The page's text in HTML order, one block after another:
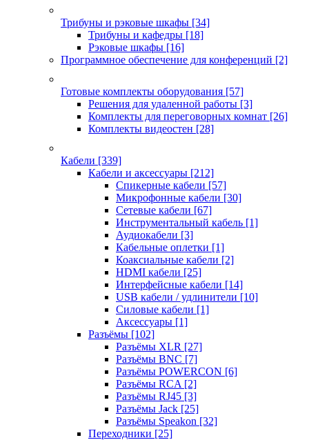
Трибуны и рэковые шкафы [34]
Трибуны и кафедры [18]
Рэковые шкафы [16]
Программное обеспечение для конференций [2]
Готовые комплекты оборудования [57]
Решения для удаленной работы [3]
Комплекты для переговорных комнат [26]
Комплекты видеостен [28]
Кабели [339]
Кабели и аксессуары [212]
Спикерные кабели [57]
Микрофонные кабели [30]
Сетевые кабели [67]
Инструментальный кабель [1]
Аудиокабели [3]
Кабельные оплетки [1]
Коаксиальные кабели [2]
HDMI кабели [25]
Интерфейсные кабели [14]
USB кабели / удлинители [10]
Силовые кабели [1]
Аксессуары [1]
Разъёмы [102]
Разъёмы XLR [27]
Разъёмы BNC [7]
Разъёмы POWERCON [6]
Разъёмы RCA [2]
Разъёмы RJ45 [3]
Разъёмы Jack [25]
Разъёмы Speakon [32]
Переходники [25]